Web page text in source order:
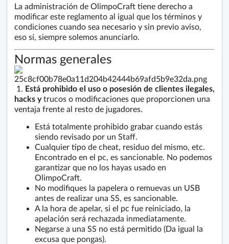
La administración de OlimpoCraft tiene derecho a
modificar este reglamento al igual que los términos y
condiciones cuando sea necesario y sin previo aviso,
eso sí, siempre solemos anunciarlo.
Normas generales
1. Está prohibido el uso o posesión de clientes ilegales,
hacks ytrucos o modificaciones que proporcionen una
ventaja frente al resto de jugadores.
Está totalmente prohibido grabar cuando estás
siendo revisado por un Staff.
Cualquier tipo de cheat, residuo del mismo, etc.
Encontrado en el pc, es sancionable. No podemos
garantizar que no los hayas usado en
OlimpoCraft.
No modifiques la papelera o remuevas un USB
antes de realizar una SS, es sancionable.
A la hora de apelar, si el pc fue reiniciado, la
apelación será rechazada inmediatamente.
Negarse a una SS no está permitido (Da igual la
excusa que pongas).